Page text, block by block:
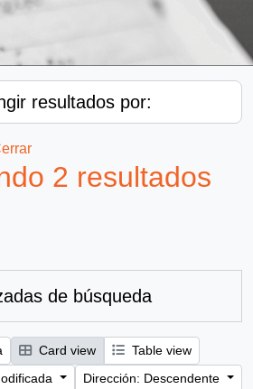
resultados por:
2 resultados
de búsqueda
Card view
Table view
Dirección: Descendente